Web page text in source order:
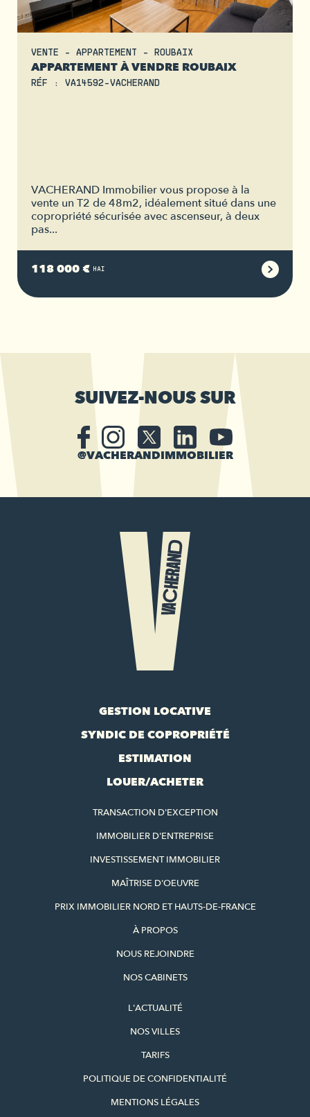
VENTE - APPARTEMENT - ROUBAIX
APPARTEMENT À VENDRE ROUBAIX
RÉF : VA14592-VACHERAND
VACHERAND Immobilier vous propose à la
vente un T2 de 48m2, idéalement situé dans une
copropriété sécurisée avec ascenseur, à deux
pas...
118 000 € HAI
SUIVEZ-NOUS SUR
@VACHERANDIMMOBILIER
GESTION LOCATIVE
SYNDIC DE COPROPRIÉTÉ
ESTIMATION
LOUER/ACHETER
TRANSACTION D'EXCEPTION
IMMOBILIER D'ENTREPRISE
INVESTISSEMENT IMMOBILIER
MAÎTRISE D'OEUVRE
PRIX IMMOBILIER NORD ET HAUTS-DE-FRANCE
À PROPOS
NOUS REJOINDRE
NOS CABINETS
L'ACTUALITÉ
NOS VILLES
TARIFS
POLITIQUE DE CONFIDENTIALITÉ
MENTIONS LÉGALES